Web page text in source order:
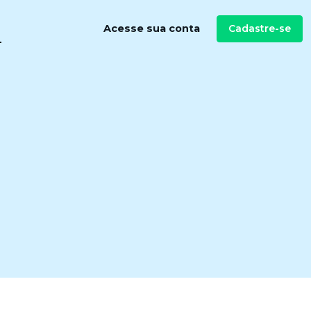
Acesse sua conta Cadastre-se